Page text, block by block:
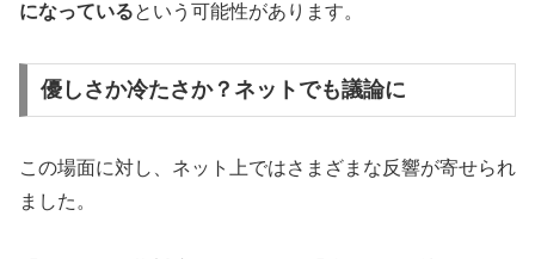
になっているという可能性があります。
優しさか冷たさか？ネットでも議論に
この場面に対し、ネット上ではさまざまな反響が寄せられ
ました。